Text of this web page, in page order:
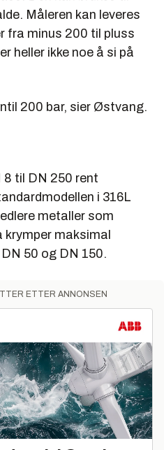
Måleren kan leveres
fra minus 200 til pluss
heller ikke noe å si på
200 bar, sier Østvang.
8 til DN 250 rent
i 316L
metaller som
maksimal
50 og DN 150.
ETTER ANNONSEN